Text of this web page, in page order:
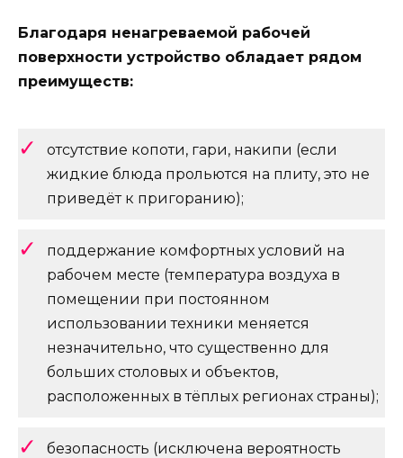
Благодаря ненагреваемой рабочей
поверхности устройство обладает рядом
преимуществ:
отсутствие копоти, гари, накипи (если
жидкие блюда прольются на плиту, это не
приведёт к пригоранию);
поддержание комфортных условий на
рабочем месте (температура воздуха в
помещении при постоянном
использовании техники меняется
незначительно, что существенно для
больших столовых и объектов,
расположенных в тёплых регионах страны);
безопасность (исключена вероятность